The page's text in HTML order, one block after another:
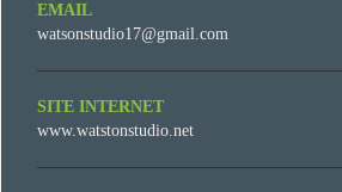
EMAIL
watsonstudio17@gmail.com
SITE INTERNET
www.watstonstudio.net